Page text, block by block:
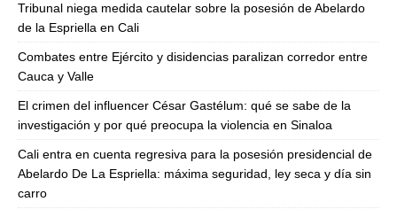
Tribunal niega medida cautelar sobre la posesión de Abelardo
de la Espriella en Cali
Combates entre Ejército y disidencias paralizan corredor entre
Cauca y Valle
El crimen del influencer César Gastélum: qué se sabe de la
investigación y por qué preocupa la violencia en Sinaloa
Cali entra en cuenta regresiva para la posesión presidencial de
Abelardo De La Espriella: máxima seguridad, ley seca y día sin
carro